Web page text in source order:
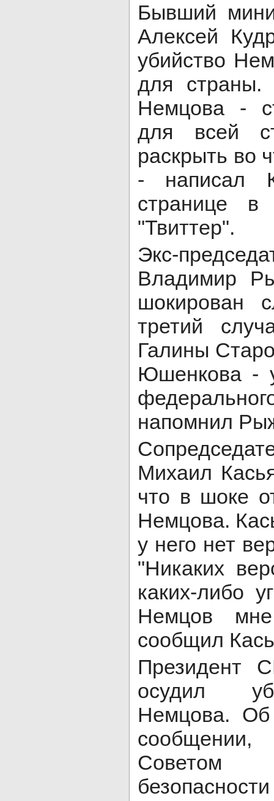
Бывший
Алексей
убийство
для страны.
Немцова -
для всей
раскрыть во
- написал
странице в
"Твиттер".
Экс-
Владимир
шокирован
третий
Галины
Юшенкова -
напомнил
Михаил
что в шоке
Немцова.
у него нет
"Никаких
каких-либо
Немцов
сообщил
Президент
осудил
Немцова. Об
сообщении,
Советом